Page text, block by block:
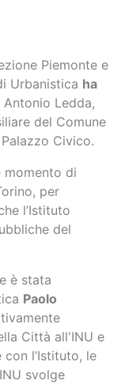
Piemonte e
Urbanistica ha
Ledda,
del Comune
Civico.
momento di
per
l’Istituto
del
è stata
Paolo
Città all'INU e
l’Istituto, le
svolge